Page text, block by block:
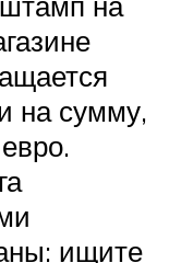
на сумму,
ищите